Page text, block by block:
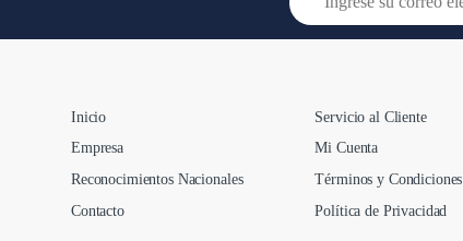
m
Inicio
Empresa
Reconocimientos Nacionales
Contacto
Servicio al Cliente
Mi Cuenta
Términos y Condiciones
Política de Privacidad